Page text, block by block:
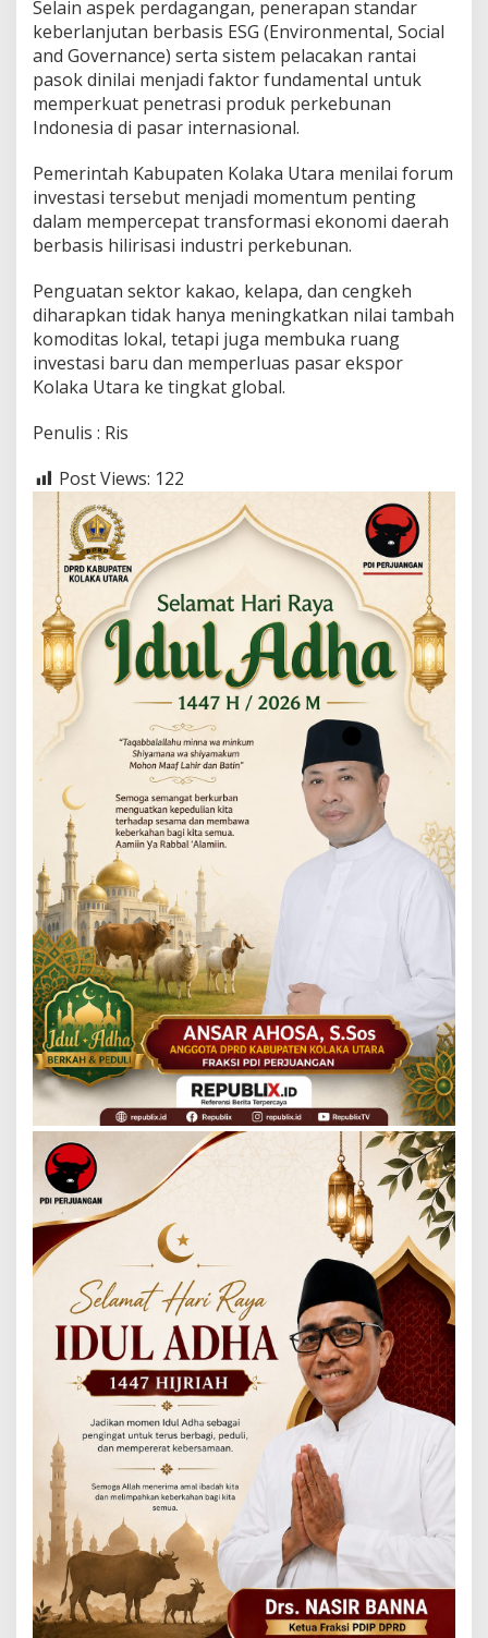
Selain aspek perdagangan, penerapan standar
keberlanjutan berbasis ESG (Environmental, Social
and Governance) serta sistem pelacakan rantai
pasok dinilai menjadi faktor fundamental untuk
memperkuat penetrasi produk perkebunan
Indonesia di pasar internasional.
Pemerintah Kabupaten Kolaka Utara menilai forum
investasi tersebut menjadi momentum penting
dalam mempercepat transformasi ekonomi daerah
berbasis hilirisasi industri perkebunan.
Penguatan sektor kakao, kelapa, dan cengkeh
diharapkan tidak hanya meningkatkan nilai tambah
komoditas lokal, tetapi juga membuka ruang
investasi baru dan memperluas pasar ekspor
Kolaka Utara ke tingkat global.
Penulis : Ris
Post Views: 122